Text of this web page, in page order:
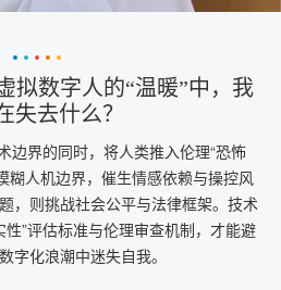
拟数字人的“温暖”中，我
失去什么？
边界的同时，将人类推入伦理“恐怖
糊人机边界，催生情感依赖与操控风
，则挑战社会公平与法律框架。技术
”评估标准与伦理审查机制，才能避
字化浪潮中迷失自我。